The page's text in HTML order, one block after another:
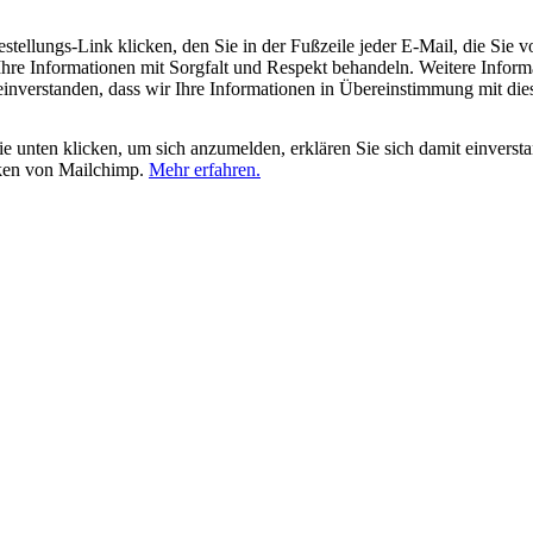
Link klicken, den Sie in der Fußzeile jeder E-Mail, die Sie
Informationen mit Sorgfalt und Respekt behandeln. Weitere
dass wir Ihre Informationen in Übereinstimmung mit
klicken, um sich anzumelden, erklären Sie sich damit
von Mailchimp. Mehr erfahren.